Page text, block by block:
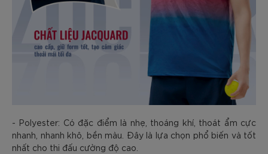
- Polyester: Có đặc điểm là nhẹ, thoáng khí, thoát ẩm cực
nhanh, nhanh khô, bền màu. Đây là lựa chọn phổ biến và tốt
nhất cho thi đấu cường độ cao.